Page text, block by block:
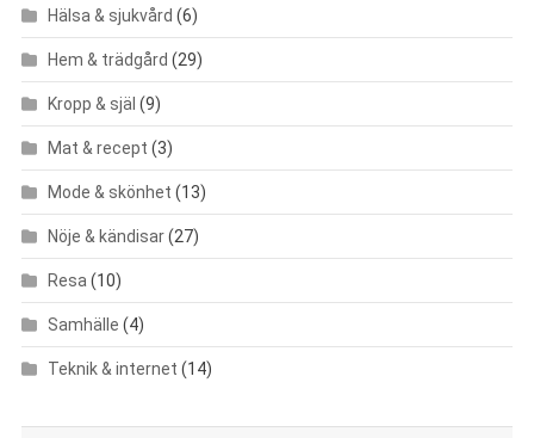
Hälsa & sjukvård (6)
Hem & trädgård (29)
Kropp & själ (9)
Mat & recept (3)
Mode & skönhet (13)
Nöje & kändisar(27)
Resa(10)
Samhälle (4)
Teknik & internet (14)